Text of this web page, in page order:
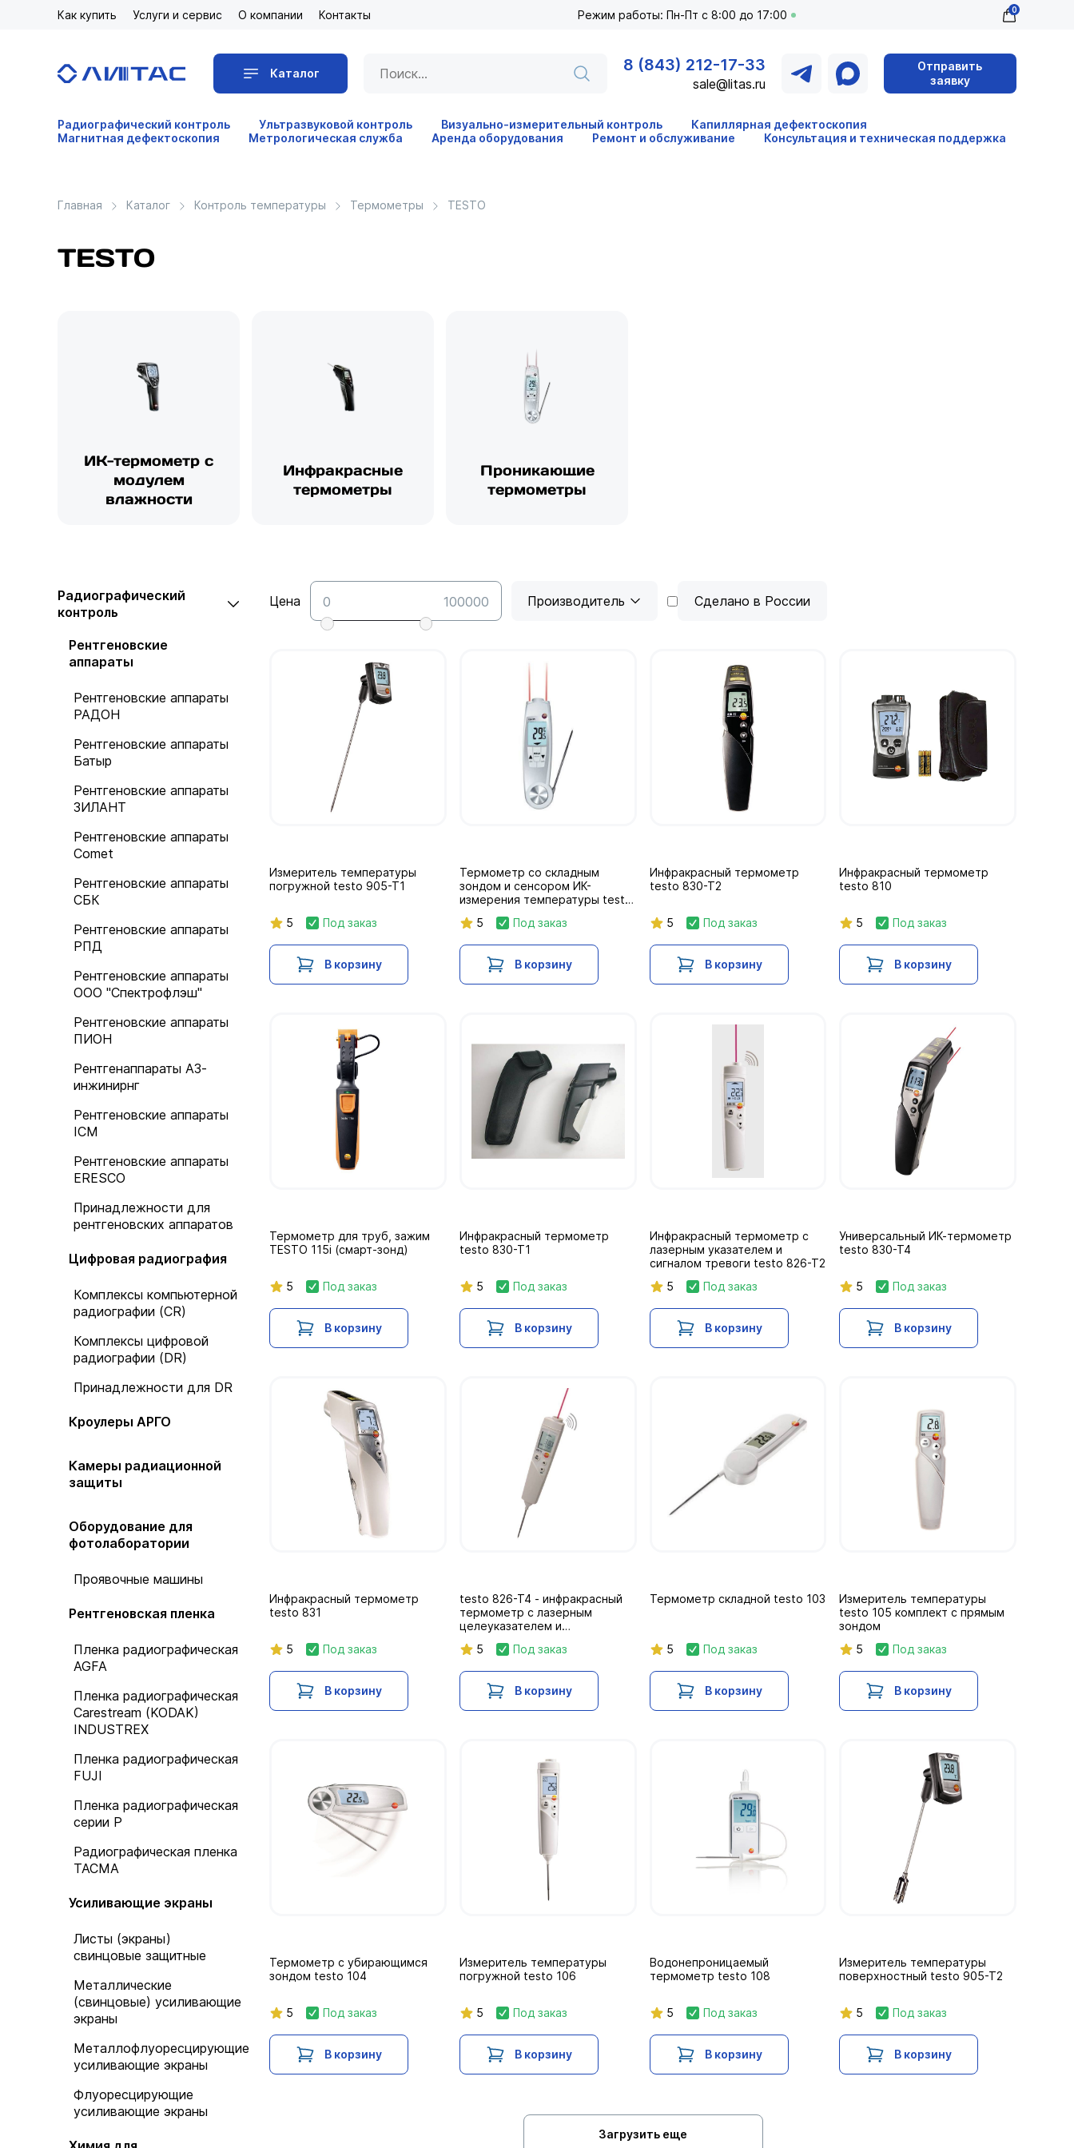
Как купить Услуги и сервис О компании Контакты Режим работы: Пн-Пт с 8:00 до 17:00 0
Каталог 8 (843) 212-17-33
sale@litas.ru
Отправить
заявку
Радиографический контроль Ультразвуковой контроль Визуально-измерительный контроль
Капиллярная дефектоскопия
Магнитная дефектоскопия
Метрологическая служба Аренда оборудования Ремонт и обслуживание Консультация и техническая поддержка
Главная Каталог Контроль температуры Термометры TESTO
TESTO
ИК-термометр с
модулем
влажности
Инфракрасные
термометры
Проникающие
термометры
Радиографический
контроль
Рентгеновские
аппараты
Рентгеновские аппараты
РАДОН
Рентгеновские аппараты
Батыр
Рентгеновские аппараты
ЗИЛАНТ
Рентгеновские аппараты
Comet
Рентгеновские аппараты
СБК
Рентгеновские аппараты
РПД
Рентгеновские аппараты
ООО "Спектрофлэш"
Рентгеновские аппараты
ПИОН
Рентгенаппараты А3-
инжинирнг
Рентгеновские аппараты
ICM
Рентгеновские аппараты
ERESCO
Принадлежности для
рентгеновских аппаратов
Цифровая радиография
Комплексы компьютерной
радиографии (CR)
Комплексы цифровой
радиографии (DR)
Принадлежности для DR
Кроулеры АРГО
Камеры радиационной
защиты
Оборудование для
фотолаборатории
Проявочные машины
Рентгеновская пленка
Пленка радиографическая
AGFA
Пленка радиографическая
Carestream (KODAK)
INDUSTREX
Пленка радиографическая
FUJI
Пленка радиографическая
серии Р
Радиографическая пленка
ТАСМА
Усиливающие экраны
Листы (экраны)
свинцовые защитные
Металлические
(свинцовые) усиливающие
экраны
Металлофлуоресцирующие
усиливающие экраны
Флуоресцирующие
усиливающие экраны
Цена Производитель Сделано в России
Измеритель температуры
погружной testo 905-T1
5 Под заказ
В корзину
Термометр со складным
зондом и сенсором ИК-
измерения температуры testo
5 Под заказ
В корзину
Инфракрасный термометр
testo 830-T2
5 Под заказ
В корзину
Инфракрасный термометр
testo 810
5 Под заказ
В корзину
Термометр для труб, зажим
TESTO 115i (смарт-зонд)
5 Под заказ
В корзину
Инфракрасный термометр
testo 830-T1
5 Под заказ
В корзину
Инфракрасный термометр с
лазерным указателем и
сигналом тревоги testo 826-T2
5
Под заказ
В корзину
Универсальный ИК-термометр
testo 830-T4
5 Под заказ
В корзину
Инфракрасный термометр
testo 831
5 Под заказ
В корзину
testo 826-T4 - инфракрасный
термометр с лазерным
целеуказателем и
зондом (оптика 6:1)
5 Под заказ
В корзину
Термометр складной testo 103
5 Под заказ
В корзину
Измеритель температуры
testo 105 комплект с прямым
зондом
5
Под заказ
В корзину
Термометр с убирающимся
зондом testo 104
5 Под заказ
В корзину
Измеритель температуры
погружной testo 106
5 Под заказ
В корзину
Водонепроницаемый
термометр testo 108
5 Под заказ
В корзину
Измеритель температуры
поверхностный testo 905-T2
5 Под заказ
В корзину
Загрузить еще